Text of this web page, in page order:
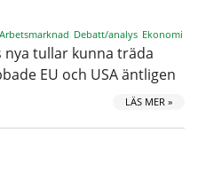
Arbetsmarknad Debatt/analys Ekonomi
nya tullar kunna träda
EU och USA äntligen
LÄS MER »